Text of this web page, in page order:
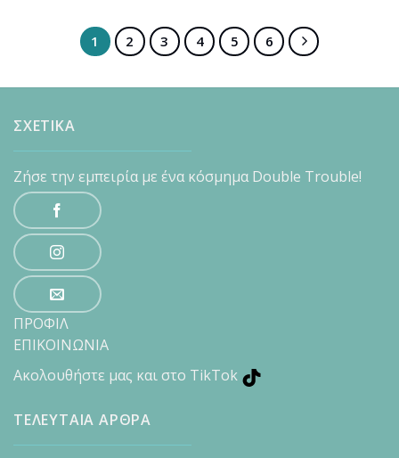
1 2 3 4 5 6
ΣΧΕΤΙΚΑ
Ζήσε την εμπειρία με ένα κόσμημα Double Trouble!
ΠΡΟΦΙΛ
ΕΠΙΚΟΙΝΩΝΙΑ
Ακολουθήστε μας και στο TikTok
ΤΕΛΕΥΤΑΙΑ ΑΡΘΡΑ